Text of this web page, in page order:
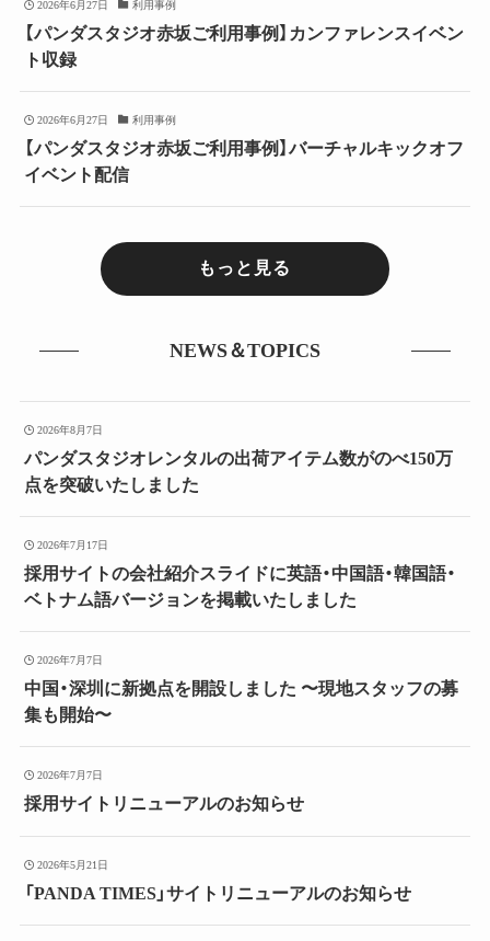
2026年6月27日 利用事例
【パンダスタジオ赤坂ご利用事例】カンファレンスイベン
ト収録
2026年6月27日 利用事例
【パンダスタジオ赤坂ご利用事例】バーチャルキックオフ
イベント配信
もっと見る
NEWS＆TOPICS
2026年8月7日
パンダスタジオレンタルの出荷アイテム数がのべ150万
点を突破いたしました
2026年7月17日
採用サイトの会社紹介スライドに英語・中国語・韓国語・
ベトナム語バージョンを掲載いたしました
2026年7月7日
中国・深圳に新拠点を開設しました 〜現地スタッフの募
集も開始〜
2026年7月7日
採用サイトリニューアルのお知らせ
2026年5月21日
「PANDA TIMES」サイトリニューアルのお知らせ